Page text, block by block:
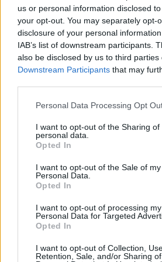
us or personal information disclosed
your opt-out. You may separately opt-
disclosure of your personal
IAB’s list of downstream participants.
also be disclosed by us to third parties
Downstream Participants that may
Personal Data Processing Opt
I want to opt-out of the Sharing of
personal data.
Opted In
I want to opt-out of the Sale of my
Personal Data.
Opted In
I want to opt-out of processing my
Personal Data for Targeted
Opted In
I want to opt-out of Collection,
Retention, Sale, and/or Sharing
Wind Smart
L’offerta che dà ciò che occorre:
in libertà.
L’offerta si rinnova automaticamente